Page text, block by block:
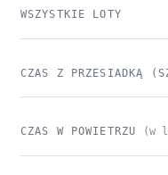
WSZYSTKIE LOTY
CZAS Z PRZESIADKĄ
CZAS W POWIETRZU (w